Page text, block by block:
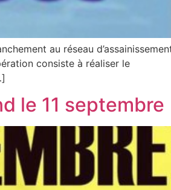
au réseau
consiste à réaliser le
le 11 septembre